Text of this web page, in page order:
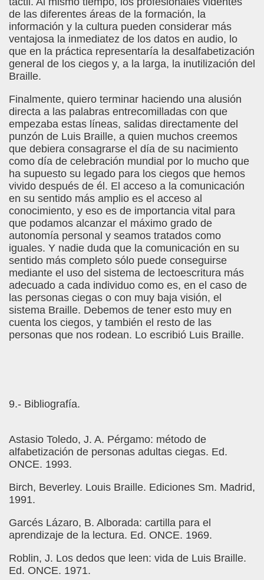
de las diferentes áreas de la formación, la
información y la cultura pueden considerar más
ventajosa la inmediatez de los datos en audio, lo
que en la práctica representaría la desalfabetización
general de los ciegos y, a la larga, la inutilización del
Braille.
Finalmente, quiero terminar haciendo una alusión
directa a las palabras entrecomilladas con que
empezaba estas líneas, salidas directamente del
punzón de Luis Braille, a quien muchos creemos
que debiera consagrarse el día de su nacimiento
como día de celebración mundial por lo mucho que
ha supuesto su legado para los ciegos que hemos
vivido después de él. El acceso a la comunicación
en su sentido más amplio es el acceso al
conocimiento, y eso es de importancia vital para
que podamos alcanzar el máximo grado de
autonomía personal y seamos tratados como
iguales. Y nadie duda que la comunicación en su
sentido más completo sólo puede conseguirse
mediante el uso del sistema de lectoescritura más
adecuado a cada individuo como es, en el caso de
las personas ciegas o con muy baja visión, el
sistema Braille. Debemos de tener esto muy en
cuenta los ciegos, y también el resto de las
personas que nos rodean. Lo escribió Luis Braille.
9.- Bibliografía.
Astasio Toledo, J. A. Pérgamo: método de
alfabetización de personas adultas ciegas. Ed.
ONCE. 1993.
Birch, Beverley. Louis Braille. Ediciones Sm. Madrid,
1991.
Garcés Lázaro, B. Alborada: cartilla para el
aprendizaje de la lectura. Ed. ONCE. 1969.
Roblin, J. Los dedos que leen: vida de Luis Braille.
Ed. ONCE. 1971.